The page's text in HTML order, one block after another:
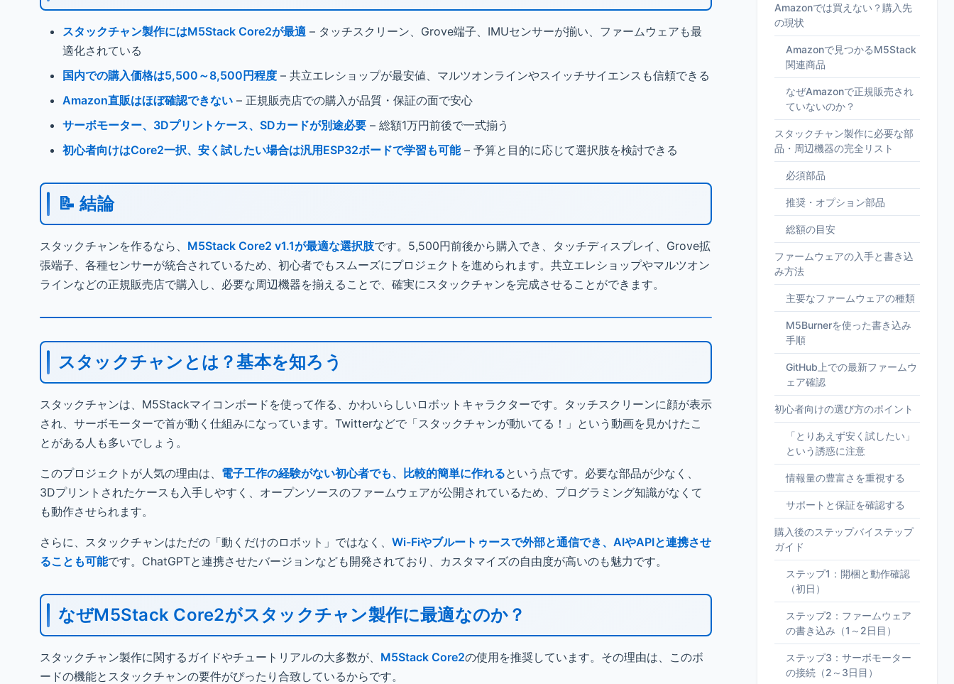
スタックチャン製作にはM5Stack Core2が最適 – タッチスクリーン、Grove端子、IMUセンサーが揃い、ファームウェアも最
適化されている
国内での購入価格は5,500～8,500円程度 – 共立エレショップが最安値、マルツオンラインやスイッチサイエンスも信頼できる
Amazon直販はほぼ確認できない – 正規販売店での購入が品質・保証の面で安心
サーボモーター、3Dプリントケース、SDカードが別途必要 – 総額1万円前後で一式揃う
初心者向けはCore2一択、安く試したい場合は汎用ESP32ボードで学習も可能– 予算と目的に応じて選択肢を検討できる
📝 結論
スタックチャンを作るなら、 M5Stack Core2 v1.1が最適な選択肢です。5,500円前後から購入でき、タッチディスプレイ、Grove拡
張端子、各種センサーが統合されているため、初心者でもスムーズにプロジェクトを進められます。共立エレショップやマルツオン
ラインなどの正規販売店で購入し、必要な周辺機器を揃えることで、確実にスタックチャンを完成させることができます。
スタックチャンとは？基本を知ろう
スタックチャンは、M5Stackマイコンボードを使って作る、かわいらしいロボットキャラクターです。タッチスクリーンに顔が表示
され、サーボモーターで首が動く仕組みになっています。Twitterなどで「スタックチャンが動いてる！」という動画を見かけたこ
とがある人も多いでしょう。
このプロジェクトが人気の理由は、 電子工作の経験がない初心者でも、比較的簡単に作れるという点です。必要な部品が少なく、
3Dプリントされたケースも入手しやすく、オープンソースのファームウェアが公開されているため、プログラミング知識がなくて
も動作させられます。
さらに、スタックチャンはただの「動くだけのロボット」ではなく、 Wi-Fiやブルートゥースで外部と通信でき、AIやAPIと連携させ
ることも可能です。ChatGPTと連携させたバージョンなども開発されており、カスタマイズの自由度が高いのも魅力です。
なぜM5Stack Core2がスタックチャン製作に最適なのか？
スタックチャン製作に関するガイドやチュートリアルの大多数が、 M5Stack Core2の使用を推奨しています。その理由は、このボ
ードの機能とスタックチャンの要件がぴったり合致しているからです。
Amazonでは買えない？購入先
の現状
Amazonで見つかるM5Stack
関連商品
なぜAmazonで正規販売され
ていないのか？
スタックチャン製作に必要な部
品・周辺機器の完全リスト
必須部品
推奨・オプション部品
総額の目安
ファームウェアの入手と書き込
み方法
主要なファームウェアの種類
M5Burnerを使った書き込み
手順
GitHub上での最新ファームウ
ェア確認
初心者向けの選び方のポイント
「とりあえず安く試したい」
という誘惑に注意
情報量の豊富さを重視する
サポートと保証を確認する
購入後のステップバイステップ
ガイド
ステップ1：開梱と動作確認
（初日）
ステップ2：ファームウェア
の書き込み（1～2日目）
ステップ3：サーボモーター
の接続（2～3日目）